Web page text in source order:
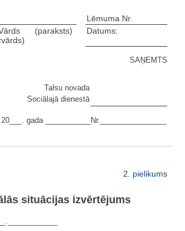
Lēmuma Nr.
(paraksts) Datums:
SAŅEMTS
Talsu novada
Sociālajā dienestā
20___. gada ___________Nr.________________
2. pielikums
situācijas izvērtējums